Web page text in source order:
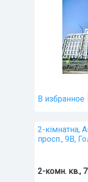
В избранное
2-кімнатна,
просп., 9В,
2-комн. кв.,